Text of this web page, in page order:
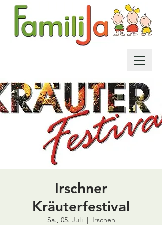
Irschner
Kräuterfestival
Sa., 05. Juli
  |
Irschen